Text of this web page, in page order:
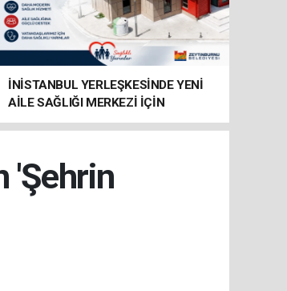
İNİSTANBUL YERLEŞKESİNDE YENİ
AİLE SAĞLIĞI MERKEZİ İÇİN
HAZIRLIKLAR SÜRÜYOR
'Şehrin